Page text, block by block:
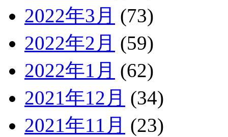
2022年3月 (73)
2022年2月 (59)
2022年1月 (62)
2021年12月 (34)
2021年11月 (23)